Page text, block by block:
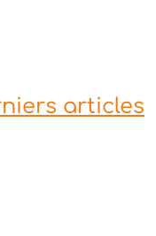
articles